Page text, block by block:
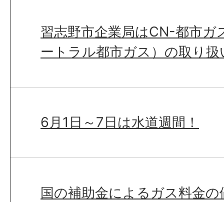
習志野市企業局はCN-都市ガ
ートラル都市ガス）の取り
6月1日～7日は水道週間！
国の補助金によるガス料金の